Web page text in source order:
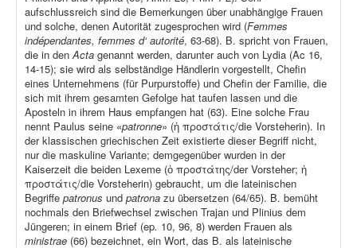
aufschlussreich sind die Bemerkungen über unabhängige Frauen
und solche, denen Autorität zugesprochen wird (Femmes
indépendantes, femmes d‘ autorité, 63-68). B. spricht von Frauen,
die in denActa genannt werden, darunter auch von Lydia (Ac 16,
14-15); sie wird als selbständige Händlerin vorgestellt, Chefin
eines Unternehmens (für Purpurstoffe) und Chefin der Familie, die
sich mit ihrem gesamten Gefolge hat taufen lassen und die
Aposteln in ihrem Haus empfangen hat (63). Eine solche Frau
nennt Paulus seine «patronne» (ἡ προστάτις/die Vorsteherin). In
der klassischen griechischen Zeit existierte dieser Begriff nicht,
nur die maskuline Variante; demgegenüber wurden in der
Kaiserzeit die beiden Lexeme (ὁ προστάτης/der Vorsteher; ἡ
προστάτις/die Vorsteherin) gebraucht, um die lateinischen
Begriffe patronus und patrona zu übersetzen (64/65). B. bemüht
nochmals den Briefwechsel zwischen Trajan und Plinius dem
Jüngeren; in einem Brief (ep. 10, 96, 8) werden Frauen als
ministrae (66) bezeichnet, ein Wort, das B. als lateinische